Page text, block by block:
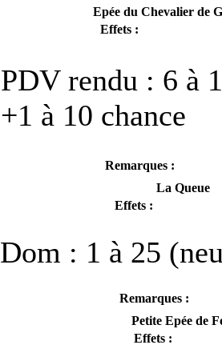
Epée du Chevalier de
Effets :
PDV rendu : 6 à
+1 à 10 chance
Remarques :
La Queue
Effets :
Dom : 1 à 25
Remarques :
Petite Epée de
Effets :